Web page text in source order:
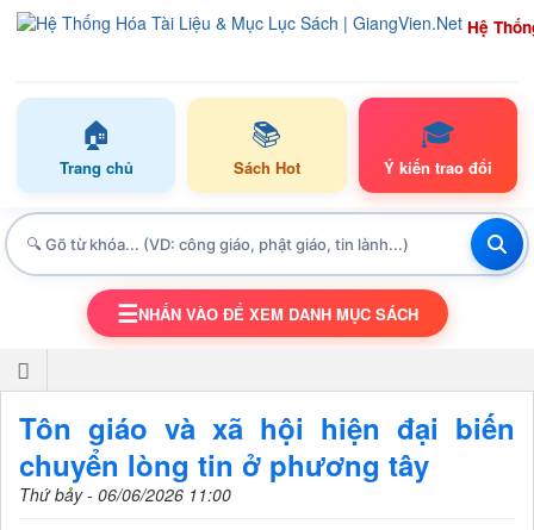
Hệ
🏠
Trang chủ
📚
Sách Hot
🎓
Ý kiến trao đổi
TOGGLE NAVIGATION
☰NHẤN VÀO ĐỂ XEM DANH MỤC SÁCH
Tôn giáo và xã hội hiện đại biến
chuyển lòng tin ở phương tây
Thứ bảy - 06/06/2026 11:00